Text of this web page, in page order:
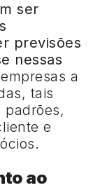
ser
previsões
nessas
a
tais
e
ao